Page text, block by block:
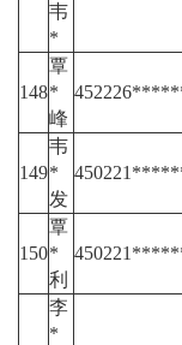
韦
*
148
覃
*
峰
149
韦
*
发
150
覃
*
利
李
*